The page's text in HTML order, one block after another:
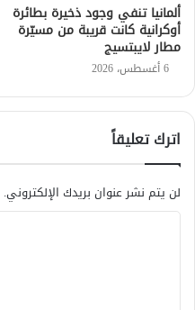
ألمانيا تنفي وجود ذخيرة بطائرة
أوكرانية كانت قريبة من مسيّرة
مطار لايبتسيج
6 أغسطس، 2026
اترك تعليقاً
لن يتم نشر عنوان بريدك الإلكتروني.